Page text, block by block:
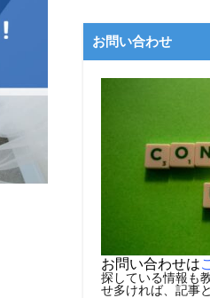
お問い合わせ
お問い合わせは
探している情報も
せ多ければ、記事